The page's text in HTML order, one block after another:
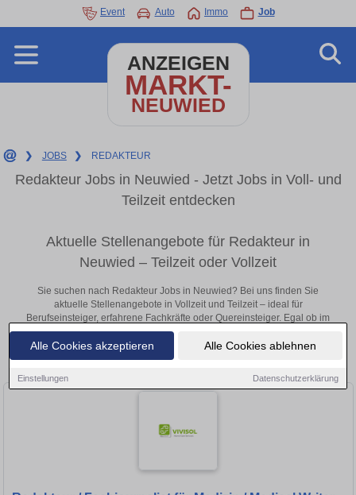
Alle Cookies akzeptieren Alle Cookies ablehnen
Einstellungen Datenschutzerklärung
Event Auto Immo Job
ANZEIGEN
MARKT-
NEUWIED
❯ JOBS ❯ REDAKTEUR
Redakteur Jobs in Neuwied - Jetzt Jobs in Voll- und
Teilzeit entdecken
Aktuelle Stellenangebote für Redakteur in
Neuwied – Teilzeit oder Vollzeit
Sie suchen nach Redakteur Jobs in Neuwied? Bei uns finden Sie
aktuelle Stellenangebote in Vollzeit und Teilzeit – ideal für
Berufseinsteiger, erfahrene Fachkräfte oder Quereinsteiger. Egal ob im
Büro, vor Ort oder remote: Entdecken Sie jetzt neue Chancen in Ihrer
Region und bewerben Sie sich direkt auf passende Redakteur-Stellen
in Neuwied!